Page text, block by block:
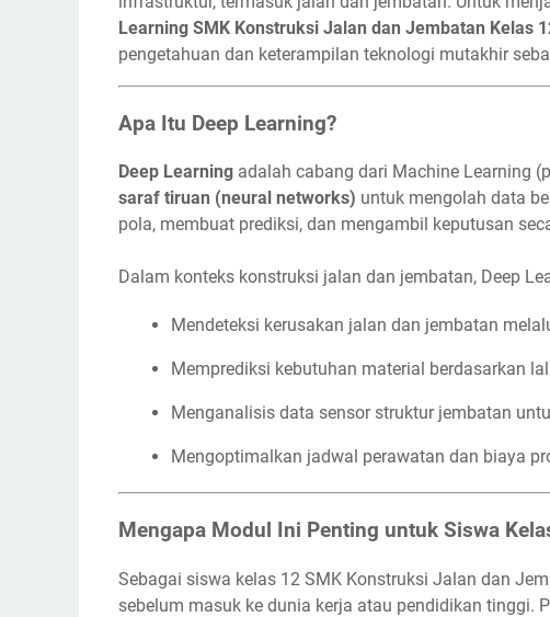
Learning SMK Konstruksi Jalan dan Jembatan Kelas
pengetahuan dan keterampilan teknologi mutakhir
Apa Itu Deep Learning?
Deep Learning adalah cabang dari Machine Learning
saraf tiruan (neural networks) untuk mengolah data
pola, membuat prediksi, dan mengambil keputusan
Dalam konteks konstruksi jalan dan jembatan, Deep
Mendeteksi kerusakan jalan dan jembatan
Memprediksi kebutuhan material berdasarkan
Menganalisis data sensor struktur jembatan
Mengoptimalkan jadwal perawatan dan biaya
Mengapa Modul Ini Penting untuk Siswa
Sebagai siswa kelas 12 SMK Konstruksi Jalan dan
sebelum masuk ke dunia kerja atau pendidikan tinggi.